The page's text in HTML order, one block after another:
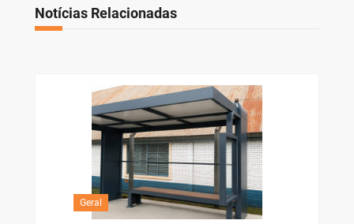
Notícias Relacionadas
Geral